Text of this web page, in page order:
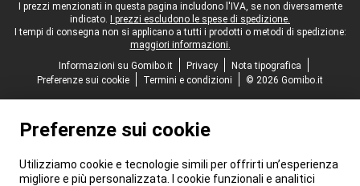
Piè di pagina legale
I prezzi menzionati in questa pagina includono l'IVA, se non diversamente
indicato.
I prezzi escludono le spese di spedizione.
I tempi di consegna non si applicano a tutti i prodotti o metodi di spedizione:
maggiori informazioni.
Informazioni su Gomibo.it
Privacy
Nota tipografica
Preferenze sui cookie
Termini e condizioni © 2026 Gomibo.it
Preferenze sui cookie
Utilizziamo cookie e tecnologie simili per offrirti un’esperienza
migliore e più personalizzata. I cookie funzionali e analitici